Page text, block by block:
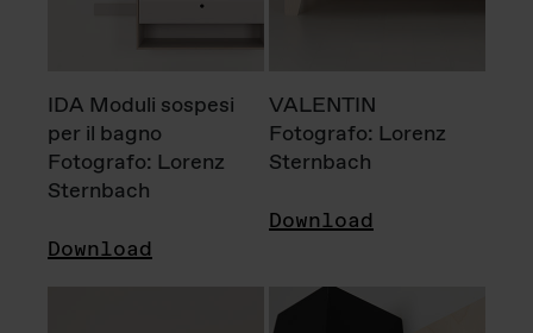
IDA Moduli sospesi
per il bagno
Fotografo: Lorenz
Sternbach
Download
VALENTIN
Fotografo: Lorenz
Sternbach
Download